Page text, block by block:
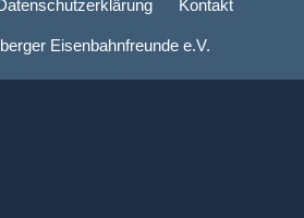
Kontakt
Eisenbahnfreunde e.V.